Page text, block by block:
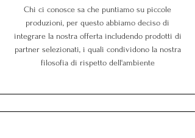
Chi ci conosce sa che puntiamo su piccole
produzioni, per questo abbiamo deciso di
integrare la nostra offerta includendo prodotti di
partner selezionati, i quali condividono la nostra
filosofia di rispetto dell'ambiente